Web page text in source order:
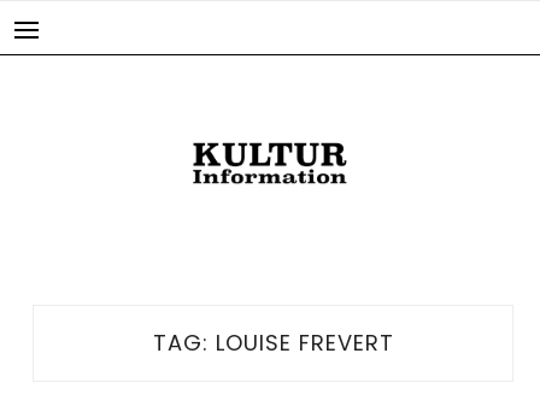
TAG: LOUISE FREVERT